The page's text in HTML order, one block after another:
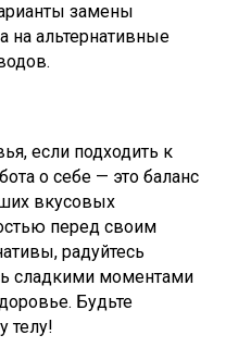
замены
на альтернативные
если подходить к
о себе — это баланс
вкусовых
перед своим
радуйтесь
сладкими моментами
Будьте
телу!